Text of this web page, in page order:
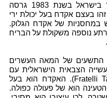
על בסיס תת-המקלע עוזי יוצר בישראל בשנת 1983 גרסה
בעצם אקדח בעל יכולת ירי
במחסניות של אקדח הגלוק.
נוספה משקולת על הבריח
בשנות התשעים של המאה העשרים
הצבאית הישראלית עם
חברת נשק איטלקית (Fratelli Tanfoglio). האקדח הוא בעל
הטעינה הוא של פעולה כפולה.